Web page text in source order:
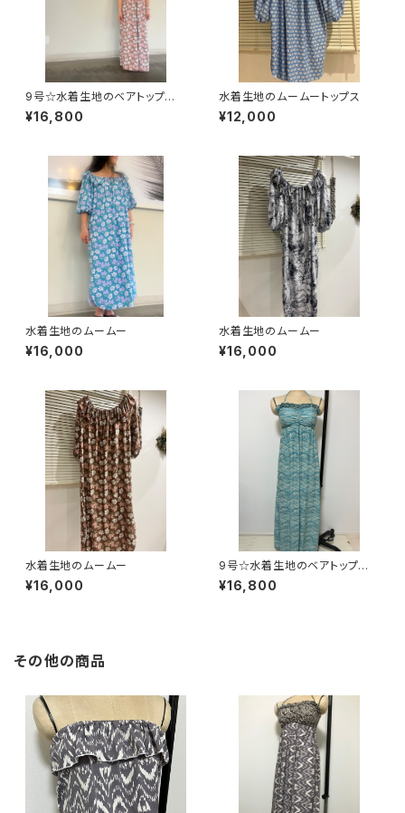
9号☆水着生地のベアトップ型
マキシドレス
¥16,800
水着生地のムームートップス
¥12,000
水着生地のムームー
¥16,000
水着生地のムームー
¥16,000
水着生地のムームー
¥16,000
9号☆水着生地のベアトップ型
マキシドレス
¥16,800
その他の商品